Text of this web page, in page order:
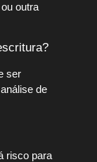
outra
ser
de
risco para